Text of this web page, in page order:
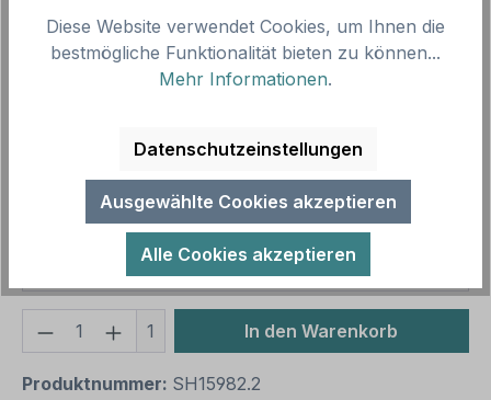
Produktpreis
46,65 €
Zwischensumme
Gesamtpreis
46,65 €
Preise inkl. MwSt. zzgl. Versandkosten
Aufgrund von Neuberechnungen im Warenkorb sind
abweichende Endpreise möglich.
Produkt Anzahl: Gib den
1 In den Warenkorb
Produktnummer: SH15982.2
Diese Website verwendet Cookies, um Ihnen die
bestmögliche Funktionalität bieten zu können...
Mehr Informationen.
Datenschutzeinstellungen
Ausgewählte Cookies akzeptieren
Alle Cookies akzeptieren